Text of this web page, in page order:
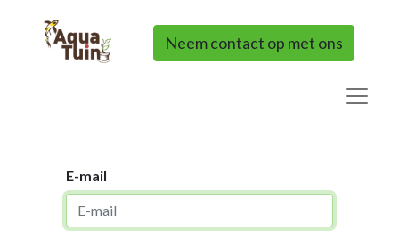
Neem contact op met ons
E-mail